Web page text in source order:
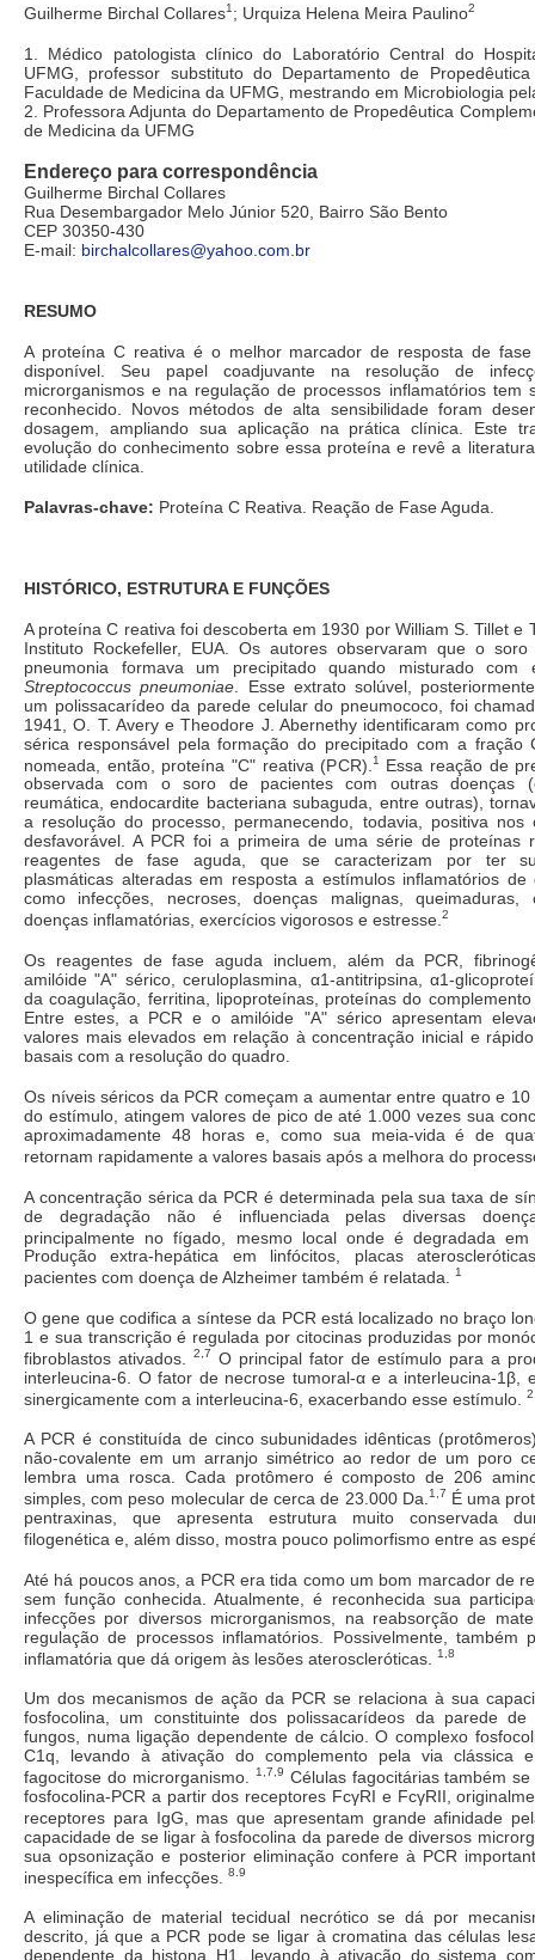
Guilherme Birchal Collares1 ; Urquiza Helena Meira Paulino2
1. Médico patologista clínico do Laboratório Central do
UFMG, professor substituto do Departamento de
Faculdade de Medicina da UFMG, mestrando em Microbiologia
2. Professora Adjunta do Departamento de Propedêutica
de Medicina da UFMG
Endereço para correspondência
Guilherme Birchal Collares
Rua Desembargador Melo Júnior 520, Bairro São Bento
CEP 30350-430
E-mail: birchalcollares@yahoo.com.br
RESUMO
A proteína C reativa é o melhor marcador de resposta de fase
disponível. Seu papel coadjuvante na resolução de
microrganismos e na regulação de processos inflamatórios tem
reconhecido. Novos métodos de alta sensibilidade foram
dosagem, ampliando sua aplicação na prática clínica. Este
evolução do conhecimento sobre essa proteína e revê a
utilidade clínica.
Palavras-chave: Proteína C Reativa. Reação de Fase Aguda.
HISTÓRICO, ESTRUTURA E FUNÇÕES
A proteína C reativa foi descoberta em 1930 por William S. Tillet e
Instituto Rockefeller, EUA. Os autores observaram que o
pneumonia formava um precipitado quando misturado com
Streptococcus pneumoniae . Esse extrato solúvel,
um polissacarídeo da parede celular do pneumococo, foi
1941, O. T. Avery e Theodore J. Abernethy identificaram como
sérica responsável pela formação do precipitado com a fração
nomeada, então, proteína "C" reativa (PCR). 1
Essa reação de
observada com o soro de pacientes com outras doenças
reumática, endocardite bacteriana subaguda, entre outras),
a resolução do processo, permanecendo, todavia, positiva nos
desfavorável. A PCR foi a primeira de uma série de proteínas
reagentes de fase aguda, que se caracterizam por ter
plasmáticas alteradas em resposta a estímulos inflamatórios de
como infecções, necroses, doenças malignas, queimaduras,
doenças inflamatórias, exercícios vigorosos e estresse. 2
Os reagentes de fase aguda incluem, além da PCR,
amilóide "A" sérico, ceruloplasmina, α1-antitripsina, α1-
da coagulação, ferritina, lipoproteínas, proteínas do
Entre estes, a PCR e o amilóide "A" sérico apresentam
valores mais elevados em relação à concentração inicial e
basais com a resolução do quadro.
Os níveis séricos da PCR começam a aumentar entre quatro e
do estímulo, atingem valores de pico de até 1.000 vezes sua
aproximadamente 48 horas e, como sua meia-vida é de
retornam rapidamente a valores basais após a melhora do
A concentração sérica da PCR é determinada pela sua taxa de
de degradação não é influenciada pelas diversas
principalmente no fígado, mesmo local onde é degradada
Produção extra-hepática em linfócitos, placas
pacientes com doença de Alzheimer também é relatada.
1
O gene que codifica a síntese da PCR está localizado no braço
1 e sua transcrição é regulada por citocinas produzidas por
fibroblastos ativados.
2,7
O principal fator de estímulo para a
interleucina-6. O fator de necrose tumoral-α e a interleucina-1β,
sinergicamente com a interleucina-6, exacerbando esse estímulo.
A PCR é constituída de cinco subunidades idênticas
não-covalente em um arranjo simétrico ao redor de um poro
lembra uma rosca. Cada protômero é composto de 206
simples, com peso molecular de cerca de 23.000 Da. 1,7 É uma
pentraxinas, que apresenta estrutura muito conservada
filogenética e, além disso, mostra pouco polimorfismo entre as
Até há poucos anos, a PCR era tida como um bom marcador de
sem função conhecida. Atualmente, é reconhecida sua
infecções por diversos microrganismos, na reabsorção de
regulação de processos inflamatórios. Possivelmente, também
inflamatória que dá origem às lesões ateroscleróticas.
1,8
Um dos mecanismos de ação da PCR se relaciona à sua
fosfocolina, um constituinte dos polissacarídeos da parede
fungos, numa ligação dependente de cálcio. O complexo
C1q, levando à ativação do complemento pela via clássica
fagocitose do microrganismo.
1,7,9 Células fagocitárias também
fosfocolina-PCR a partir dos receptores FcγRI e FcγRII,
receptores para IgG, mas que apresentam grande afinidade
capacidade de se ligar à fosfocolina da parede de diversos
sua opsonização e posterior eliminação confere à PCR
inespecífica em infecções.
8.9
A eliminação de material tecidual necrótico se dá por
descrito, já que a PCR pode se ligar à cromatina das células
dependente da histona H1, levando à ativação do sistema